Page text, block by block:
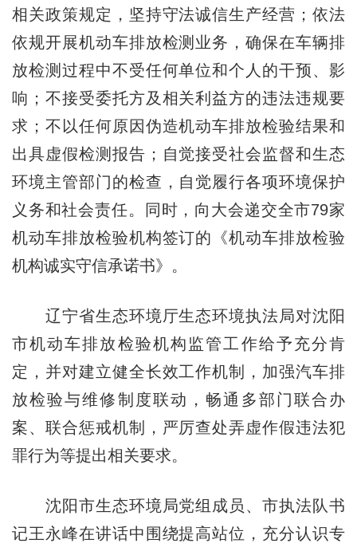
相关政策规定，坚持守法诚信生产经营；依法
依规开展机动车排放检测业务，确保在车辆排
放检测过程中不受任何单位和个人的干预、影
响；不接受委托方及相关利益方的违法违规要
求；不以任何原因伪造机动车排放检验结果和
出具虚假检测报告；自觉接受社会监督和生态
环境主管部门的检查，自觉履行各项环境保护
义务和社会责任。同时，向大会递交全市79家
机动车排放检验机构签订的《机动车排放检验
机构诚实守信承诺书》。
辽宁省生态环境厅生态环境执法局对沈阳
市机动车排放检验机构监管工作给予充分肯
定，并对建立健全长效工作机制，加强汽车排
放检验与维修制度联动，畅通多部门联合办
案、联合惩戒机制，严厉查处弄虚作假违法犯
罪行为等提出相关要求。
沈阳市生态环境局党组成员、市执法队书
记王永峰在讲话中围绕提高站位，充分认识专